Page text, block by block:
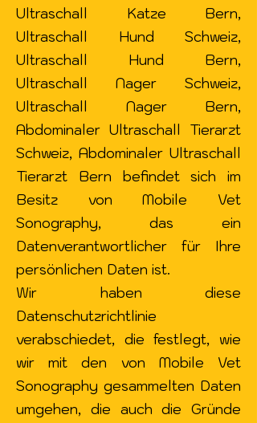
Ultraschall Katze Bern,
Ultraschall Hund Schweiz,
Ultraschall Hund Bern,
Ultraschall Nager Schweiz,
Ultraschall Nager Bern,
Abdominaler Ultraschall Tierarzt
Schweiz, Abdominaler Ultraschall
Tierarzt Bern befindet sich im
Besitz von Mobile Vet
Sonography, das ein
Datenverantwortlicher für Ihre
persönlichen Daten ist.
Wir haben diese
Datenschutzrichtlinie
verabschiedet, die festlegt, wie
wir mit den von Mobile Vet
Sonography gesammelten Daten
umgehen, die auch die Gründe